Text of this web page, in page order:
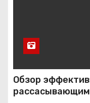
Обзор